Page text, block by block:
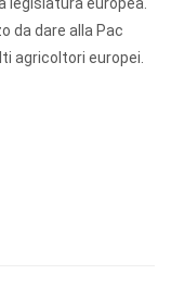
da dare alla Pac
agricoltori europei.